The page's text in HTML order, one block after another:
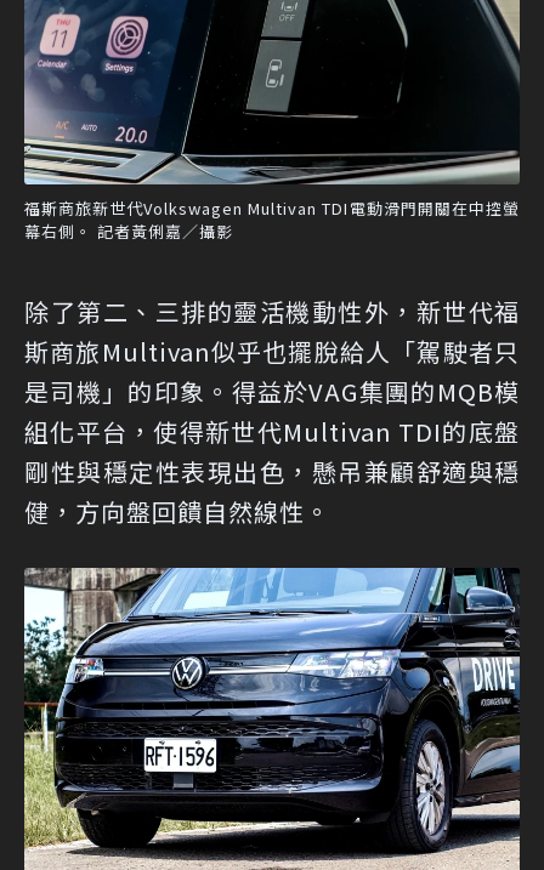
福斯商旅新世代Volkswagen Multivan TDI電動滑門開關在中控螢
幕右側。 記者黃俐嘉／攝影
除了第二、三排的靈活機動性外，新世代福
斯商旅Multivan似乎也擺脫給人「駕駛者只
是司機」的印象。得益於VAG集團的MQB模
組化平台，使得新世代Multivan TDI的底盤
剛性與穩定性表現出色，懸吊兼顧舒適與穩
健，方向盤回饋自然線性。